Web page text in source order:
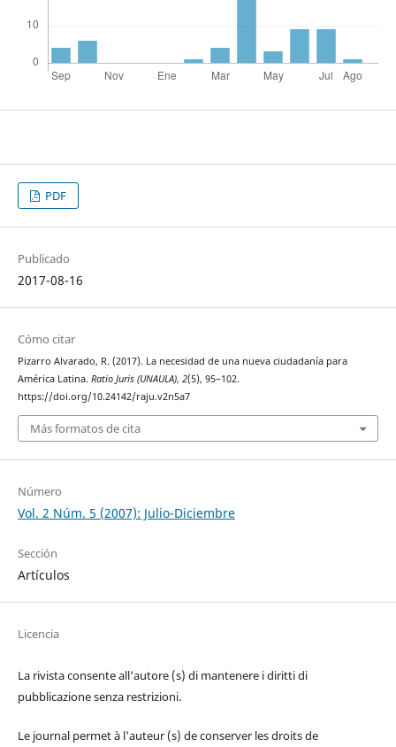
PDF
Publicado
2017-08-16
Cómo citar
Pizarro Alvarado, R. (2017). La necesidad de una nueva ciudadanía para
América Latina. Ratio Juris (UNAULA), 2(5), 95–102.
https://doi.org/10.24142/raju.v2n5a7
Más formatos de cita
Número
Vol. 2 Núm. 5 (2007): Julio-Diciembre
Sección
Artículos
Licencia
La rivista consente all'autore (s) di mantenere i diritti di
pubblicazione senza restrizioni.
Le journal permet à l'auteur (s) de conserver les droits de